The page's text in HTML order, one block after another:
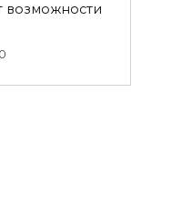
возможности
0